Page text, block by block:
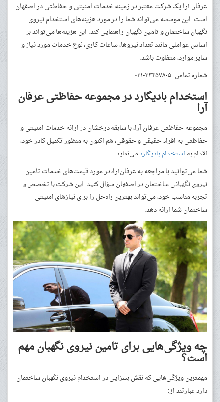
عرفان آرا یک شرکت معتبر در زمینه خدمات امنیتی و حفاظتی در اصفهان
است. این موسسه می‌تواند شما را در مورد هزینه‌های استخدام نیروی
نگهبان ساختمان و تامین نگهبان راهنمایی کند. این هزینه‌ها می‌تواند بر
اساس عواملی مانند تعداد نیروها، ساعات کاری، نوع خدمات مورد نیاز و
سایر موارد، متفاوت باشد.
شماره تماس: ۳۳۴۵۷۸۰۵-۰۳۱
استخدام بادیگارد در مجموعه حفاظتی عرفان
آرا
مجموعه حفاظتی عرفان آرا، با سابقه درخشان در ارائه خدمات امنیتی و
حفاظتی به افراد حقیقی و حقوقی، هم اکنون به منظور تکمیل کادر خود،
اقدام به استخدام بادیگاردمی‌نماید.
شما می‌توانید با مراجعه به عرفان‌آرا، در مورد قیمت‌های خدمات تامین
نیروی نگهبانی ساختمان در اصفهان سؤال کنید. این شرکت با تخصص و
تجربه مناسب خود، می‌تواند بهترین راه‌حل را برای نیازهای امنیتی
ساختمان شما ارائه دهد.
چه ویژگی‌هایی برای تامین نیروی نگهبان مهم
است؟
مهمترین ویژگی‌هایی که نقش بسزایی در استخدام نیروی نگهبان ساختمان
دارد عبارتند از: